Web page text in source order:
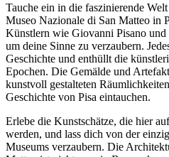
Tauche ein in die faszinierende
Museo Nazionale di San Matteo in
Künstlern wie Giovanni Pisano
um deine Sinne zu verzaubern.
Geschichte und enthüllt die
Epochen. Die Gemälde und
kunstvoll gestalteten
Geschichte von Pisa eintauchen.
Erlebe die Kunstschätze, die hier
werden, und lass dich von der
Museums verzaubern. Die